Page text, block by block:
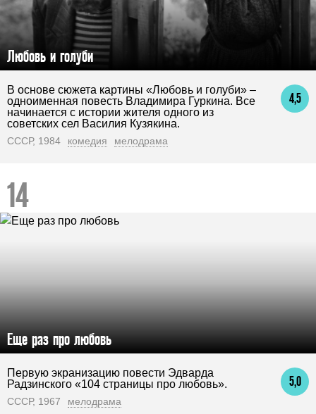
Любовь и голуби
4,5
В основе сюжета картины «Любовь и голуби» –
одноименная повесть Владимира Гуркина. Все
начинается с истории жителя одного из
советских сел Василия Кузякина.
СССР, 1984 комедия мелодрама
Еще раз про любовь
5,0
Первую экранизацию повести Эдварда
Радзинского «104 страницы про любовь».
СССР, 1967 мелодрама